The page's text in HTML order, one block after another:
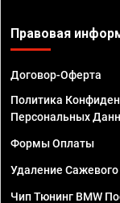
Правовая
Договор-Оферта
Политика
Персональных
Формы Оплаты
Удаление
Чип Тюнинг BMW